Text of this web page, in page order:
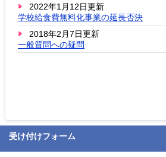
2022年1月12日更新
学校給食費無料化事業の延長否決
2018年2月7日更新
一般質問への疑問
受け付けフォーム